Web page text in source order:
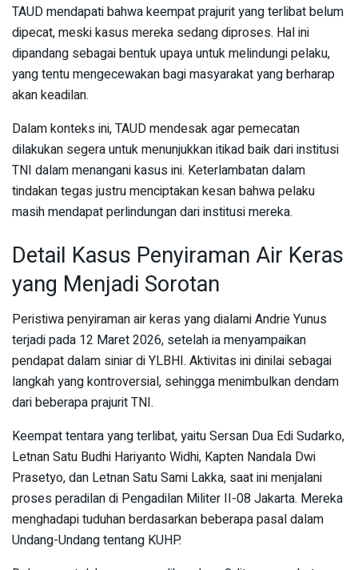
TAUD mendapati bahwa keempat prajurit yang terlibat belum
dipecat, meski kasus mereka sedang diproses. Hal ini
dipandang sebagai bentuk upaya untuk melindungi pelaku,
yang tentu mengecewakan bagi masyarakat yang berharap
akan keadilan.
Dalam konteks ini, TAUD mendesak agar pemecatan
dilakukan segera untuk menunjukkan itikad baik dari institusi
TNI dalam menangani kasus ini. Keterlambatan dalam
tindakan tegas justru menciptakan kesan bahwa pelaku
masih mendapat perlindungan dari institusi mereka.
Detail Kasus Penyiraman Air Keras
yang Menjadi Sorotan
Peristiwa penyiraman air keras yang dialami Andrie Yunus
terjadi pada 12 Maret 2026, setelah ia menyampaikan
pendapat dalam siniar di YLBHI. Aktivitas ini dinilai sebagai
langkah yang kontroversial, sehingga menimbulkan dendam
dari beberapa prajurit TNI.
Keempat tentara yang terlibat, yaitu Sersan Dua Edi Sudarko,
Letnan Satu Budhi Hariyanto Widhi, Kapten Nandala Dwi
Prasetyo, dan Letnan Satu Sami Lakka, saat ini menjalani
proses peradilan di Pengadilan Militer II-08 Jakarta. Mereka
menghadapi tuduhan berdasarkan beberapa pasal dalam
Undang-Undang tentang KUHP.